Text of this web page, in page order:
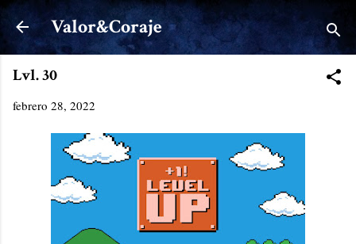
Ir al contenido principal
Valor&Coraje
Lvl. 30
febrero 28, 2022